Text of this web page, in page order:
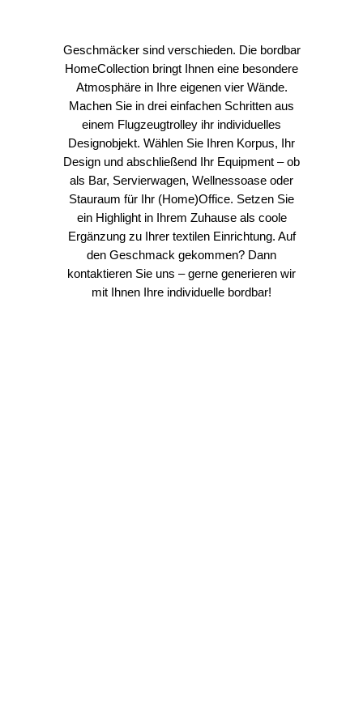
Geschmäcker sind verschieden. Die bordbar
HomeCollection bringt Ihnen eine besondere
Atmosphäre in Ihre eigenen vier Wände.
Machen Sie in drei einfachen Schritten aus
einem Flugzeugtrolley ihr individuelles
Designobjekt. Wählen Sie Ihren Korpus, Ihr
Design und abschließend Ihr Equipment – ob
als Bar, Servierwagen, Wellnessoase oder
Stauraum für Ihr (Home)Office. Setzen Sie
ein Highlight in Ihrem Zuhause als coole
Ergänzung zu Ihrer textilen Einrichtung. Auf
den Geschmack gekommen? Dann
kontaktieren Sie uns – gerne generieren wir
mit Ihnen Ihre individuelle bordbar!